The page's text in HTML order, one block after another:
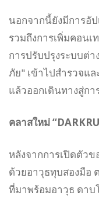
นอกจากนี้ยังมีการอั
รวมถึงการเพิ่มคอนเ
การปรับปรุงระบบต่
ภัย" เข้าไปสำรวจแ
แล้วออกเดินทางสู่ก
คลาสใหม่
หลังจากการเปิดตัวข
ด้วยอาวุธทุบสองมือ ต
ที่มาพร้อมอาวุธ ดาบ